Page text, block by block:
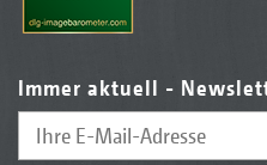
Immer aktuell -